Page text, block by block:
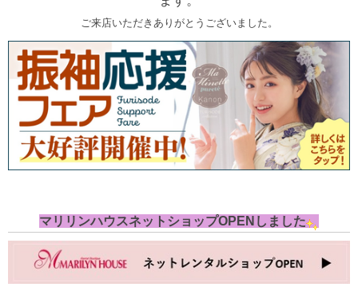
ご来店いただきありがとうございました。
マリリンハウスネットショップOPENしました